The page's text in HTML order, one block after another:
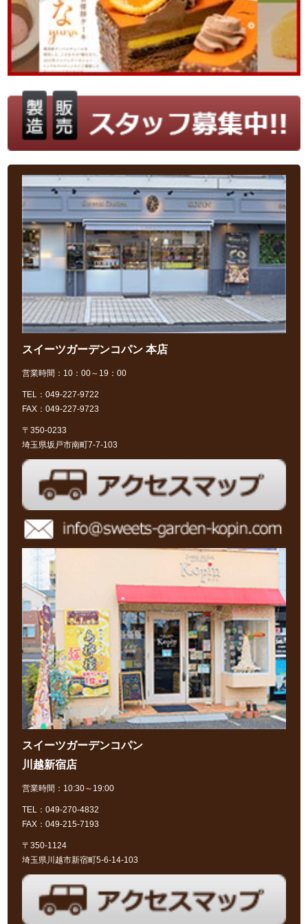
スイーツガーデンコパン 本店
営業時間：10：00～19：00
TEL：049-227-9722
FAX：049-227-9723
〒350-0233
埼玉県坂戸市南町7-7-103
スイーツガーデンコパン
川越新宿店
営業時間：10:30～19:00
TEL：049-270-4832
FAX：049-215-7193
〒350-1124
埼玉県川越市新宿町5-6-14-103